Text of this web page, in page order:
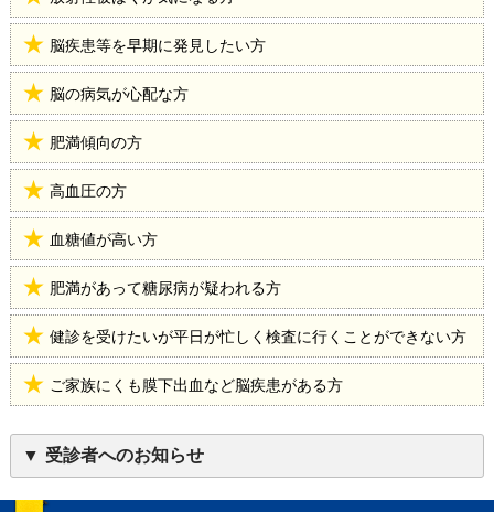
脳疾患等を早期に発見したい方
脳の病気が心配な方
肥満傾向の方
高血圧の方
血糖値が高い方
肥満があって糖尿病が疑われる方
健診を受けたいが平日が忙しく検査に行くことができない方
ご家族にくも膜下出血など脳疾患がある方
受診者へのお知らせ